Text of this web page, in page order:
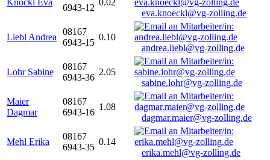
Knöckl Eva
6943-12
0.02
eva.knoeckl@vg-zolling.de
Liebl Andrea
08167
6943-15
0.10
andrea.liebl@vg-zolling.de
Lohr Sabine
08167
6943-36
2.05
sabine.lohr@vg-zolling.de
Maier
Dagmar
08167
6943-16
1.08
dagmar.maier@vg-zolling.de
Mehl Erika
08167
6943-35
0.14
erika.mehl@vg-zolling.de